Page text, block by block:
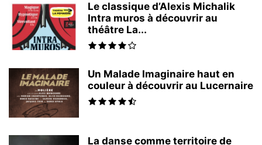
Le classique d’Alexis Michalik
Intra muros à découvrir au
théâtre La...
Un Malade Imaginaire haut en
couleur à découvrir au Lucernaire
La danse comme territoire de